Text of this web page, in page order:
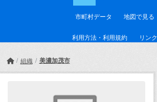
市町村データ 地図で見る
利用方法・利用規約 リンク
組織 美濃加茂市